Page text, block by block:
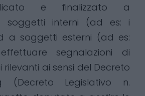
e finalizzato a
soggetti interni (ad es: i
a soggetti esterni (ad es:
segnalazioni di
rilevanti ai sensi del Decreto
(Decreto Legislativo n.